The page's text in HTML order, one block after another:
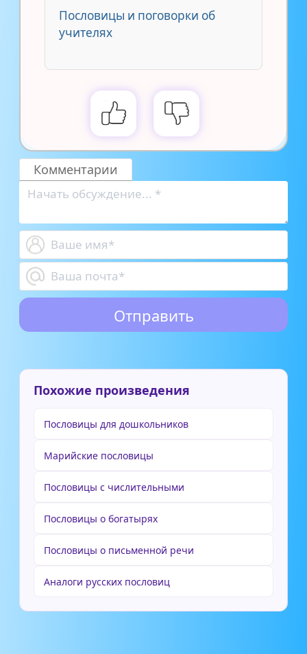
Пословицы и поговорки об
учителях
Комментарии
Похожие произведения
Пословицы для дошкольников
Марийские пословицы
Пословицы с числительными
Пословицы о богатырях
Пословицы о письменной речи
Аналоги русских пословиц